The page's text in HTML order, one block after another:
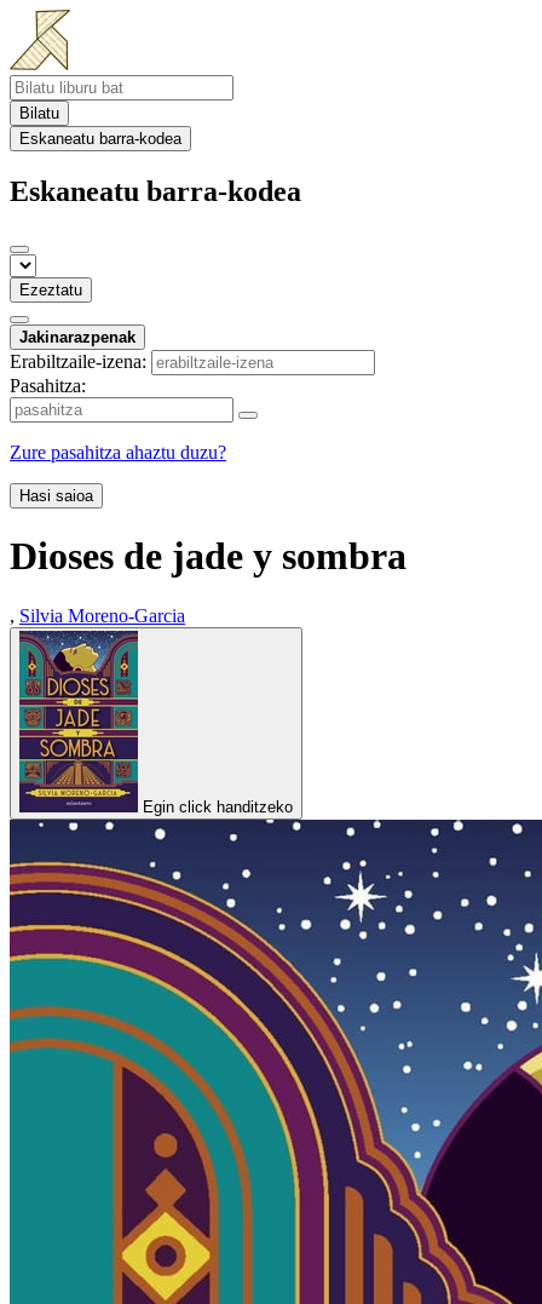
Bilatu
Eskaneatu barra-kodea
Eskaneatu barra-kodea
Ezeztatu
Jakinarazpenak
Erabiltzaile-izena:
Pasahitza:
Zure pasahitza ahaztu duzu?
Hasi saioa
Dioses de jade y sombra
, Silvia Moreno-Garcia
Egin click handitzeko